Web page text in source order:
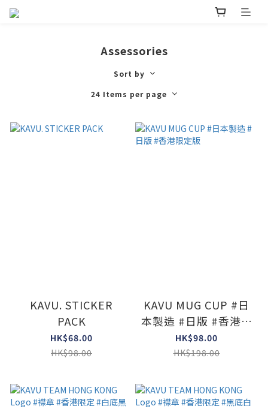
Assessories
Sort by
24 Items per page
KAVU. STICKER
PACK
HK$68.00
HK$98.00
KAVU MUG CUP #日
本製造 #日版 #香港限
定版
HK$98.00
HK$198.00